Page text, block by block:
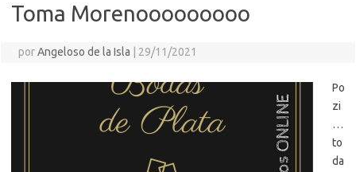
Toma Morenooooooooo
porAngeloso de la Isla 29/11/2021
Po
zi
…
to
da